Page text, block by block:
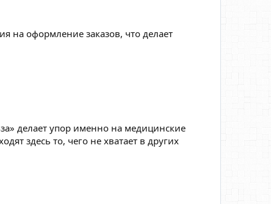
на оформление заказов, что делает
делает упор именно на медицинские
здесь то, чего не хватает в других